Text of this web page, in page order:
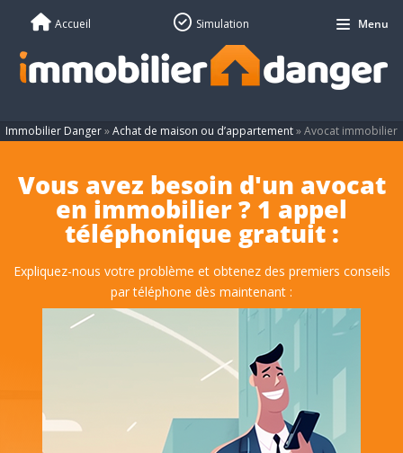
Immobilier Danger»Achat de maison ou d’appartement»Avocat immobilier
Vous avez besoin d'un avocat
en immobilier ? 1 appel
téléphonique gratuit :
Expliquez-nous votre problème et obtenez des premiers conseils
par téléphone dès maintenant :
Accueil Simulation Menu